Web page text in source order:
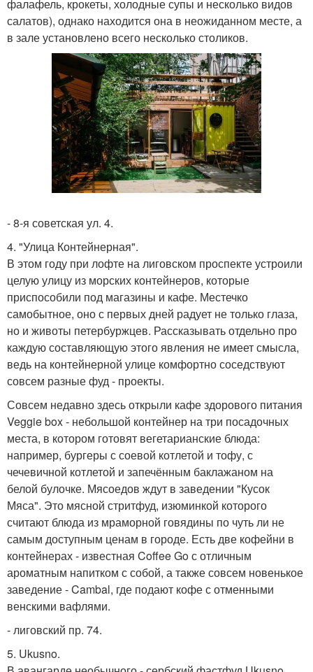
фалафель, крокеты, холодные супы и несколько видов
салатов), однако находится она в неожиданном месте, а
в зале установлено всего несколько столиков.
- 8-я советская ул. 4.
4. "Улица Контейнерная".
В этом году при лофте на лиговском проспекте устроили
целую улицу из морских контейнеров, которые
приспособили под магазины и кафе. Местечко
самобытное, оно с первых дней радует не только глаза,
но и животы петербуржцев. Рассказывать отдельно про
каждую составляющую этого явления не имеет смысла,
ведь на контейнерной улице комфортно соседствуют
совсем разные фуд - проекты.
Совсем недавно здесь открыли кафе здорового питания
Veggie box - небольшой контейнер на три посадочных
места, в котором готовят вегетарианские блюда:
например, бургеры с соевой котлетой и тофу, с
чечевичной котлетой и запечённым баклажаном на
белой булочке. Мясоедов ждут в заведении "Кусок
Мяса". Это мясной стритфуд, изюминкой которого
считают блюда из мраморной говядины по чуть ли не
самым доступным ценам в городе. Есть две кофейни в
контейнерах - известная Coffee Go с отличным
ароматным напитком с собой, а также совсем новенькое
заведение - Cambal, где подают кофе с отменными
венскими вафлями.
- лиговский пр. 74.
5. Ukusno.